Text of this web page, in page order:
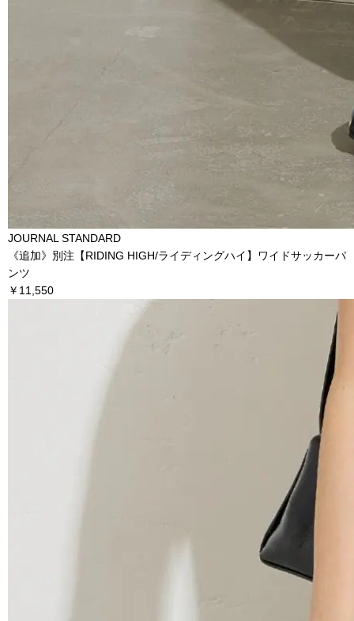
JOURNAL STANDARD
《追加》別注【RIDING HIGH/ライディングハイ】ワイドサッカーパ
ンツ
￥11,550